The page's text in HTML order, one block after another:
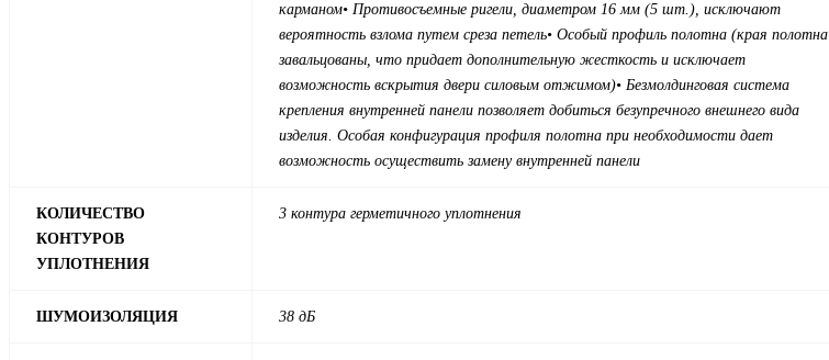
карманом• Противосъемные ригели, диаметром 16 мм (5 шт.), исключают
вероятность взлома путем среза петель• Особый профиль полотна (края полотна
завальцованы, что придает дополнительную жесткость и исключает
возможность вскрытия двери силовым отжимом)• Безмолдинговая система
крепления внутренней панели позволяет добиться безупречного внешнего вида
изделия. Особая конфигурация профиля полотна при необходимости дает
возможность осуществить замену внутренней панели
КОЛИЧЕСТВО
КОНТУРОВ
УПЛОТНЕНИЯ
3 контура герметичного уплотнения
ШУМОИЗОЛЯЦИЯ 38 дБ